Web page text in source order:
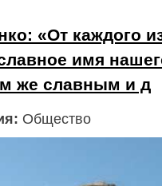
«От каждого
имя
же славным и д
Общество